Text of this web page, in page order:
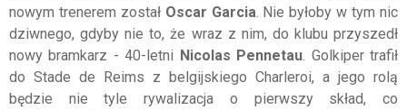
nowym trenerem został Oscar Garcia . Nie byłoby w tym nic
dziwnego, gdyby nie to, że wraz z nim, do klubu przyszedł
nowy bramkarz - 40-letni Nicolas Pennetau . Golkiper trafił
do Stade de Reims z belgijskiego Charleroi, a jego rolą
będzie nie tyle rywalizacja o pierwszy skład, co